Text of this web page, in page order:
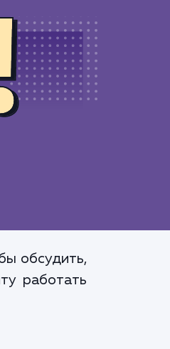
обсудить,
работать